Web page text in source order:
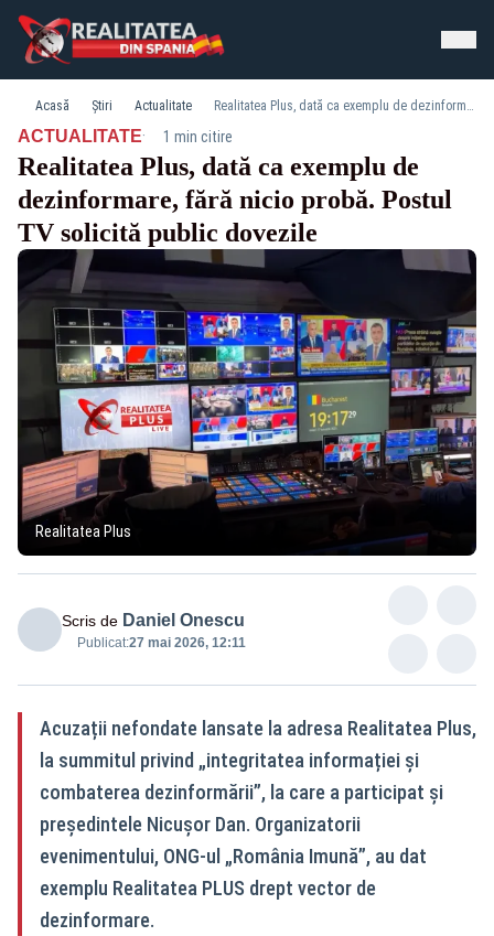
Acasă Știri Actualitate Realitatea Plus, dată ca exemplu de dezinformare, fără nicio probă. Postul TV solicită public dovezile
ACTUALITATE· 1 min citire
Realitatea Plus, dată ca exemplu de
dezinformare, fără nicio probă. Postul
TV solicită public dovezile
Realitatea Plus
Scris de Daniel Onescu
Publicat:27 mai 2026, 12:11
Acuzații nefondate lansate la adresa Realitatea Plus,
la summitul privind „integritatea informației și
combaterea dezinformării”, la care a participat și
președintele Nicușor Dan. Organizatorii
evenimentului, ONG-ul „România Imună”, au dat
exemplu Realitatea PLUS drept vector de
dezinformare.